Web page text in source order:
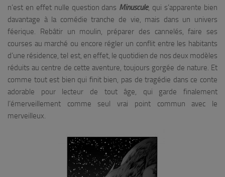
n’est en effet nulle question dans Minuscule, qui s’apparente bien
davantage à la comédie tranche de vie, mais dans un univers
féerique. Rebâtir un moulin, préparer des cannelés, faire ses
courses au marché ou encore régler un conflit entre les habitants
d’une résidence, tel est, en effet, le quotidien de nos deux modèles
réduits au centre de cette aventure, toujours gorgée de nature. Et
comme tout est bien qui finit bien, pas de tragédie dans ce conte
adorable pour lecteur de tout âge, qui garde finalement
l’émerveillement comme seul vrai point commun avec le
merveilleux.